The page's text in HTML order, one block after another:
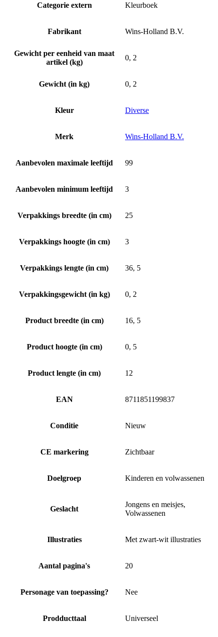
Categorie extern Kleurboek
Fabrikant Wins-Holland B.V.
Gewicht per eenheid van maat
artikel (kg)
0, 2
Gewicht (in kg) 0, 2
Kleur Diverse
Merk Wins-Holland B.V.
Aanbevolen maximale leeftijd 99
Aanbevolen minimum leeftijd 3
Verpakkings breedte (in cm) 25
Verpakkings hoogte (in cm) 3
Verpakkings lengte (in cm) 36, 5
Verpakkingsgewicht (in kg) 0, 2
Product breedte (in cm) 16, 5
Product hoogte (in cm) 0, 5
Product lengte (in cm) 12
EAN 8711851199837
Conditie Nieuw
CE markering Zichtbaar
Doelgroep Kinderen en volwassenen
Geslacht
Jongens en meisjes,
Volwassenen
Illustraties Met zwart-wit illustraties
Aantal pagina's 20
Personage van toepassing? Nee
Prodducttaal Universeel